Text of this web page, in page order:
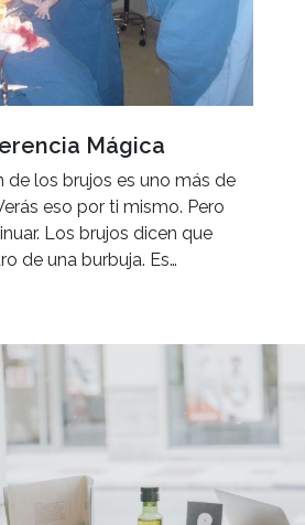
Mágica
de los brujos es uno más de
eso por ti mismo. Pero
Los brujos dicen que
de una burbuja. Es…